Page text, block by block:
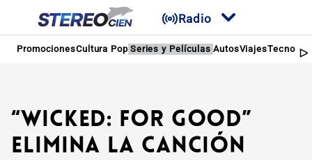
Radio
PromocionesCultura Pop Series y Películas AutosViajes
“Wicked: For Good”
elimina la canción